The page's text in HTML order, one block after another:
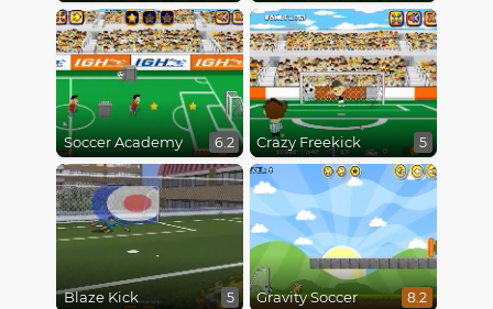
Soccer Academy 6.2 Crazy Freekick 5
Blaze Kick 5 Gravity Soccer 8.2